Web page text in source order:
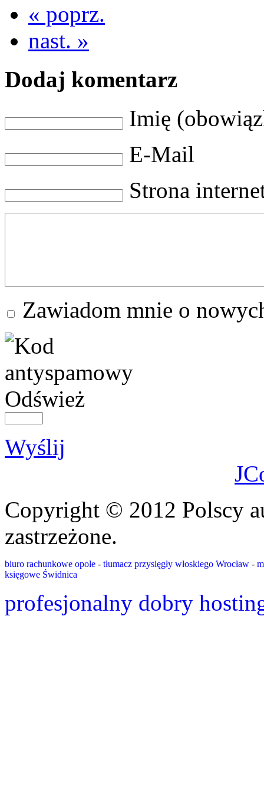
« poprz.
nast. »
Dodaj komentarz
Imię
E-Mail
Strona
Zawiadom mnie o
Odśwież
Wyślij
Copyright © 2012 Polscy
zastrzeżone.
biuro rachunkowe opole - tłumacz przysięgły włoskiego Wrocław -
księgowe Świdnica
profesjonalny dobry